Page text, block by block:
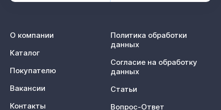
О компании
Каталог
Покупателю
Вакансии
Контакты
Политика обработки
данных
Согласие на обработку
данных
Статьи
Вопрос-Ответ